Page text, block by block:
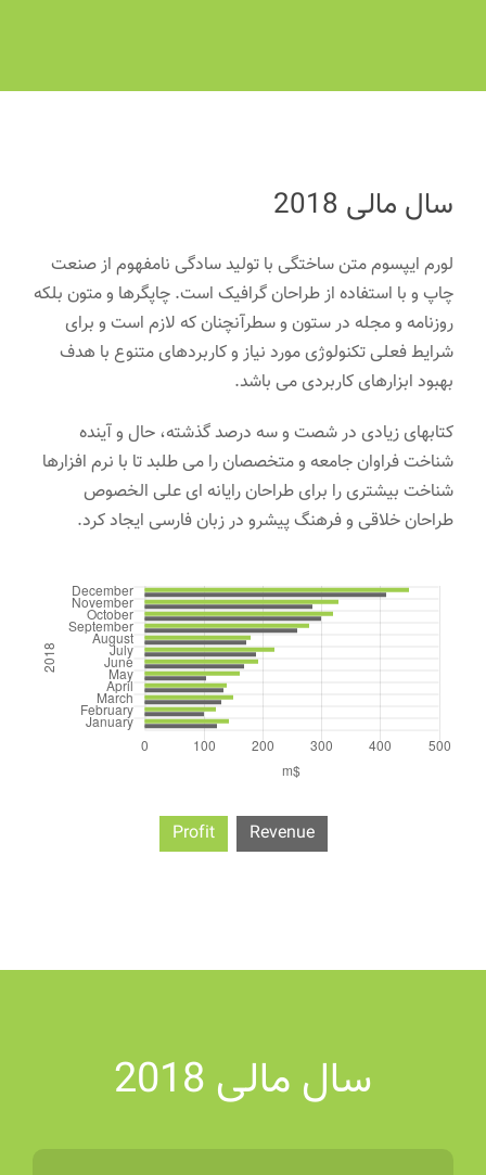
سال مالی 2018
لورم ایپسوم متن ساختگی با تولید سادگی نامفهوم از صنعت
چاپ و با استفاده از طراحان گرافیک است. چاپگرها و متون بلکه
روزنامه و مجله در ستون و سطرآنچنان که لازم است و برای
شرایط فعلی تکنولوژی مورد نیاز و کاربردهای متنوع با هدف
بهبود ابزارهای کاربردی می باشد.
کتابهای زیادی در شصت و سه درصد گذشته، حال و آینده
شناخت فراوان جامعه و متخصصان را می طلبد تا با نرم افزارها
شناخت بیشتری را برای طراحان رایانه ای علی الخصوص
طراحان خلاقی و فرهنگ پیشرو در زبان فارسی ایجاد کرد.
Profit Revenue
سال مالی 2018